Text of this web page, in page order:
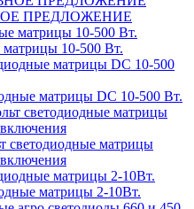
ПРЕДЛОЖЕНИЕ
10-500 Вт.
матрицы DC 10-500 Вт.
cветодиодные матрицы
матрицы 2-10Вт.